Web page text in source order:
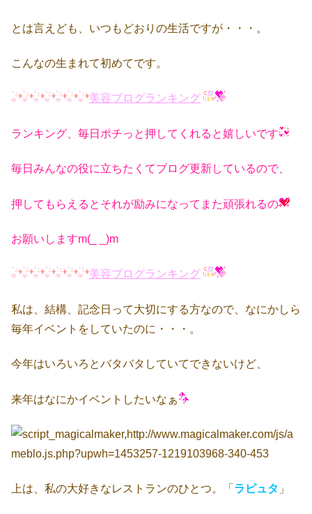
とは言えども、いつもどおりの生活ですが・・・。
こんなの生まれて初めてです。
美容ブログランキング
ランキング、毎日ポチっと押してくれると嬉しいです
毎日みんなの役に立ちたくてブログ更新しているので、
押してもらえるとそれが励みになってまた頑張れるの
お願いしますm(_ _)m
美容ブログランキング
私は、結構、記念日って大切にする方なので、なにかしら
毎年イベントをしていたのに・・・。
今年はいろいろとバタバタしていてできないけど、
来年はなにかイベントしたいなぁ
上は、私の大好きなレストランのひとつ。「 ラピュタ 」